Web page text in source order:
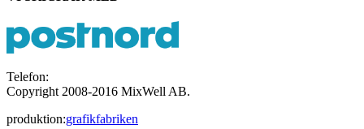
Telefon:
Copyright 2008-2016 MixWell AB.
produktion:grafikfabriken